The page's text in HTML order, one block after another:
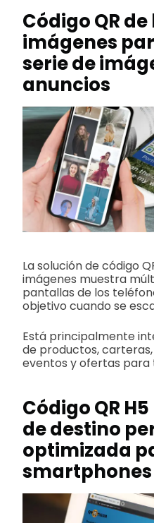
Código QR
imágenes
serie de
anuncios
La solución de código
imágenes muestra
pantallas de los
objetivo cuando se
Está principalmente
de productos,
eventos y ofertas para
Código QR
de destino
optimizada
smartphones